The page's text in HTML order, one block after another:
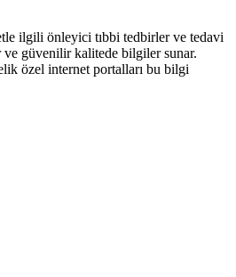
ilgili önleyici tıbbi tedbirler ve tedavi
ve güvenilir kalitede bilgiler sunar.
özel internet portalları bu bilgi